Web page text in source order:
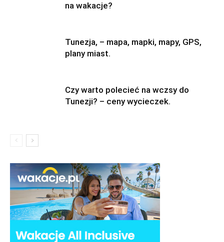
na wakacje?
Tunezja, – mapa, mapki, mapy, GPS,
plany miast.
Czy warto polecieć na wczsy do
Tunezji? – ceny wycieczek.